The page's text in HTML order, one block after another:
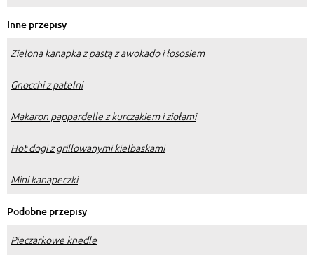
Inne przepisy
Zielona kanapka z pastą z awokado i łososiem
Gnocchi z patelni
Makaron pappardelle z kurczakiem i ziołami
Hot dogi z grillowanymi kiełbaskami
Mini kanapeczki
Podobne przepisy
Pieczarkowe knedle